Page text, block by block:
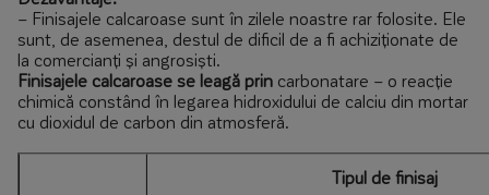
– Finisajele calcaroase sunt în zilele noastre rar folosite. Ele
sunt, de asemenea, destul de dificil de a fi achiziționate de
la comercianți și angrosiști.
Finisajele calcaroase se leagă prin carbonatare – o reacție
chimică constând în legarea hidroxidului de calciu din mortar
cu dioxidul de carbon din atmosferă.
Tipul de finisaj